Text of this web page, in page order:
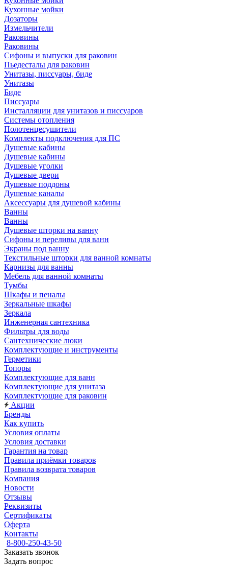
Кухонные мойки
Дозаторы
Измельчители
Раковины
Раковины
Сифоны и выпуски для раковин
Пьедесталы для раковин
Унитазы, писсуары, биде
Унитазы
Биде
Писсуары
Инсталляции для унитазов и писсуаров
Системы отопления
Полотенцесушители
Комплекты подключения для ПС
Душевые кабины
Душевые кабины
Душевые уголки
Душевые двери
Душевые поддоны
Душевые каналы
Аксессуары для душевой кабины
Ванны
Ванны
Душевые шторки на ванну
Сифоны и переливы для ванн
Экраны под ванну
Текстильные шторки для ванной комнаты
Карнизы для ванны
Мебель для ванной комнаты
Тумбы
Шкафы и пеналы
Зеркальные шкафы
Зеркала
Инженерная сантехника
Фильтры для воды
Сантехнические люки
Комплектующие и инструменты
Герметики
Топоры
Комплектующие для ванн
Комплектующие для унитаза
Комплектующие для раковин
Акции
Бренды
Как купить
Условия оплаты
Условия доставки
Гарантия на товар
Правила приёмки товаров
Правила возврата товаров
Компания
Новости
Отзывы
Реквизиты
Сертификаты
Оферта
Контакты
8-800-250-43-50
Заказать звонок
Задать вопрос